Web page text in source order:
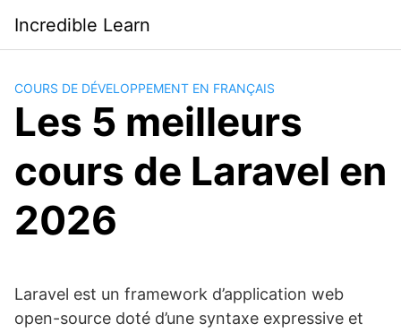
contenido
Incredible Learn
COURS DE DÉVELOPPEMENT EN FRANÇAIS
Les 5 meilleurs
cours de Laravel en
2026
Laravel est un framework d’application web
open-source doté d’une syntaxe expressive et